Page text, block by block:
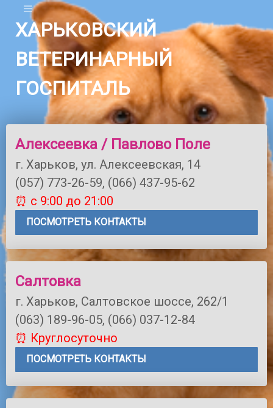
ХАРЬКОВСКИЙ
ВЕТЕРИНАРНЫЙ
ГОСПИТАЛЬ
Алексеевка / Павлово Поле
г. Харьков, ул. Алексеевская, 14
(057) 773-26-59, (066) 437-95-62
⏰ с 9:00 до 21:00
ПОСМОТРЕТЬ КОНТАКТЫ
Салтовка
г. Харьков, Салтовское шоссе, 262/1
(063) 189-96-05, (066) 037-12-84
⏰ Круглосуточно
ПОСМОТРЕТЬ КОНТАКТЫ